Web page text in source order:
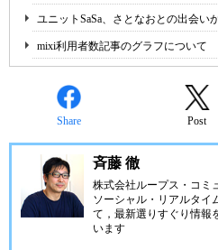
ユニットSaSa、さとなおとの出会い
mixi利用者数記事のグラフについて
Share Post
斉藤 徹
株式会社ループス・コミ
ソーシャル・リアルタイ
て，最新選りすぐり情報
います